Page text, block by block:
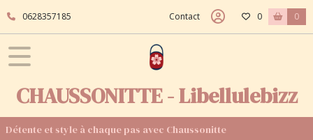
0628357185 Contact 0 0
CHAUSSONITTE - Libellulebizz
Détente et style à chaque pas avec Chaussonitte